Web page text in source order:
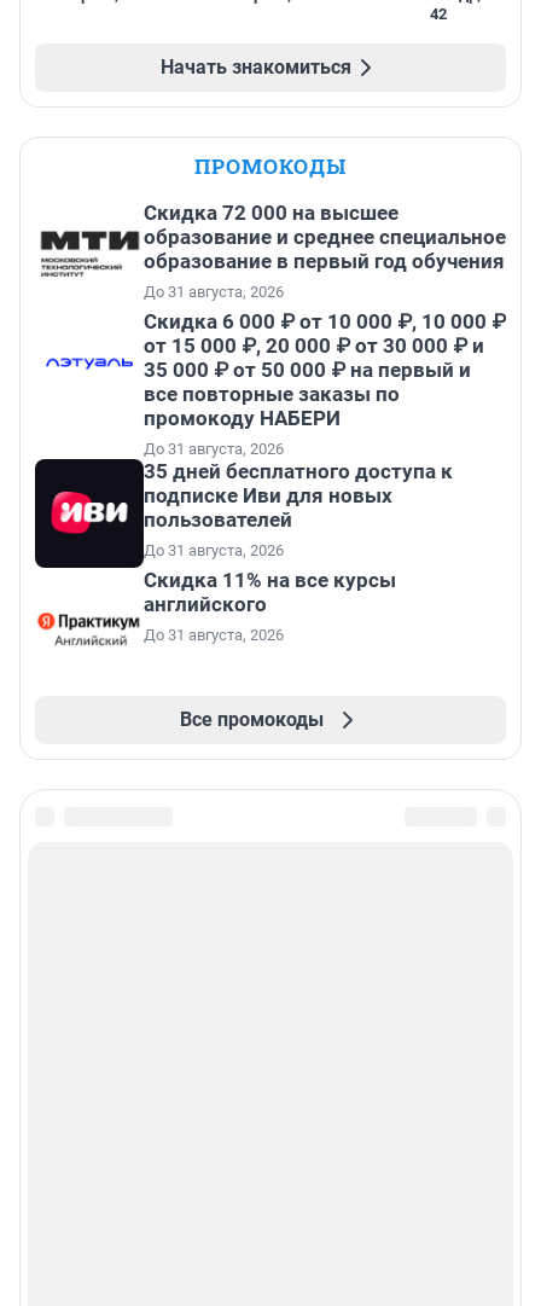
42
Начать знакомиться
ПРОМОКОДЫ
Скидка 72 000 на высшее
образование и среднее специальное
образование в первый год обучения
До 31 августа, 2026
Скидка 6 000 ₽ от 10 000 ₽, 10 000 ₽
от 15 000 ₽, 20 000 ₽ от 30 000 ₽ и
35 000 ₽ от 50 000 ₽ на первый и
все повторные заказы по
промокоду НАБЕРИ
До 31 августа, 2026
35 дней бесплатного доступа к
подписке Иви для новых
пользователей
До 31 августа, 2026
Скидка 11% на все курсы
английского
До 31 августа, 2026
Все промокоды